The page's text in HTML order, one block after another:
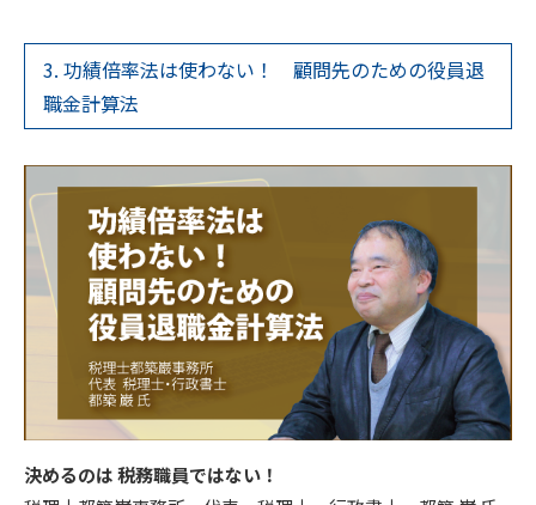
3. 功績倍率法は使わない！ 顧問先のための役員退
職金計算法
決めるのは 税務職員ではない！